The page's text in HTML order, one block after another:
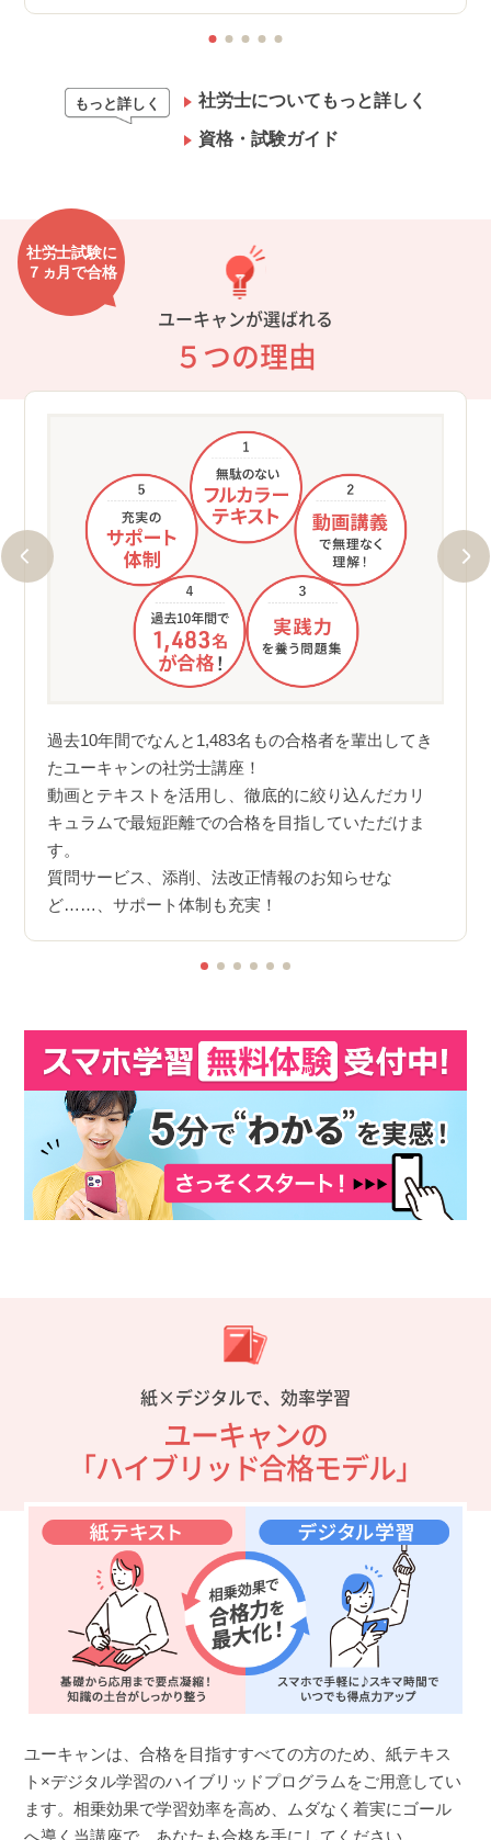
もっと詳しく 社労士についてもっと詳しく
資格・試験ガイド
社労士試験に
７ヵ月で合格
ユーキャンが選ばれる
５つの理由
過去10年間でなんと1,483名もの合格者を輩出してき
たユーキャンの社労士講座！
動画とテキストを活用し、徹底的に絞り込んだカリ
キュラムで最短距離での合格を目指していただけま
す。
質問サービス、添削、法改正情報のお知らせな
ど……、サポート体制も充実！
紙×デジタルで、効率学習
ユーキャンの
「ハイブリッド合格モデル」
ユーキャンは、合格を目指すすべての方のため、紙テキス
ト×デジタル学習のハイブリッドプログラムをご用意してい
ます。相乗効果で学習効率を高め、ムダなく着実にゴール